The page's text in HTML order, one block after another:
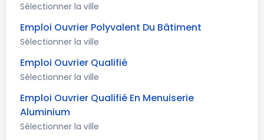
Sélectionner la ville
Emploi Ouvrier Polyvalent Du Bâtiment
Sélectionner la ville
Emploi Ouvrier Qualifié
Sélectionner la ville
Emploi Ouvrier Qualifié En Menuiserie
Aluminium
Sélectionner la ville